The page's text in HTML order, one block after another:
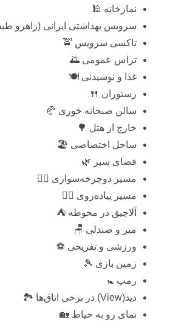
نمازخانه 🕌
سرویس بهداشتی ایرانی (راهرو
تاکسی سرویس 🚖
تراس عمومی 🌅
غذا و نوشیدنی 🍽️
رستوران 🍴
سالن صبحانه خوری 🥐
خارج از هتل 🌳
ساحل اختصاصی 🏖️
فضای سبز 🌿
مسیر دوچرخه‌سواری 🚴‍♂️
مسیر پیاده‌روی 🚶‍♀️
آلاچیق در محوطه ⛺
میز و صندلی 🪑
ورزشی و تفریحی ⚽
زمین بازی 🎾
رمپ 🚼
دید(View) در برخی اتاق‌ها 🏞️
نمای رو به حیاط 🏡